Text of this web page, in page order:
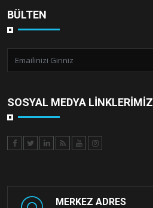
BÜLTEN
SOSYAL MEDYA LINKLERIMIZ
MERKEZ ADRES